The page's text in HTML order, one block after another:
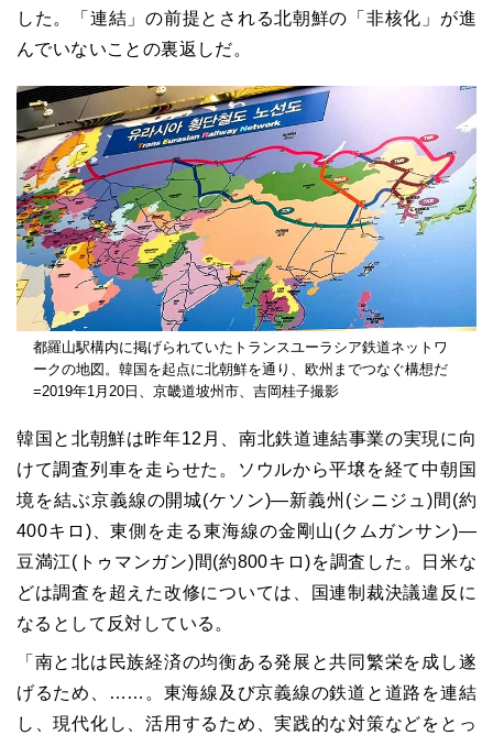
した。「連結」の前提とされる北朝鮮の「非核化」が進
んでいないことの裏返しだ。
都羅山駅構内に掲げられていたトランスユーラシア鉄道ネットワ
ークの地図。韓国を起点に北朝鮮を通り、欧州までつなぐ構想だ
=2019年1月20日、京畿道坡州市、吉岡桂子撮影
韓国と北朝鮮は昨年12月、南北鉄道連結事業の実現に向
けて調査列車を走らせた。ソウルから平壌を経て中朝国
境を結ぶ京義線の開城(ケソン)―新義州(シニジュ)間(約
400キロ)、東側を走る東海線の金剛山(クムガンサン)―
豆満江(トゥマンガン)間(約800キロ)を調査した。日米な
どは調査を超えた改修については、国連制裁決議違反に
なるとして反対している。
「南と北は民族経済の均衡ある発展と共同繁栄を成し遂
げるため、……。東海線及び京義線の鉄道と道路を連結
し、現代化し、活用するため、実践的な対策などをとっ